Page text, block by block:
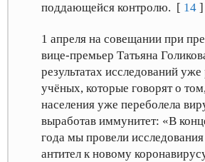
поддающейся контролю. [ 14 ]
1 апреля на совещании при
вице-премьер Татьяна
результатах исследований
учёных, которые говорят о
населения уже переболела
выработав иммунитет: «В
года мы провели
антител к новому